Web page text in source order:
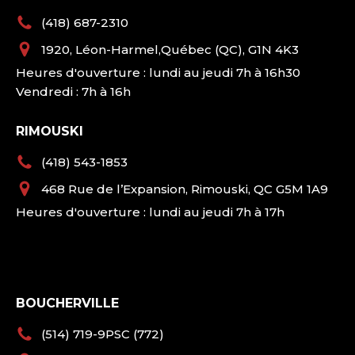
(418) 687-2310
1920, Léon-Harmel,Québec (QC), G1N 4K3
Heures d'ouverture : lundi au jeudi 7h à 16h30
Vendredi : 7h à 16h
RIMOUSKI
(418) 543-1853
468 Rue de l’Expansion, Rimouski, QC G5M 1A9
Heures d'ouverture : lundi au jeudi 7h à 17h
BOUCHERVILLE
(514) 719-9PSC (772)